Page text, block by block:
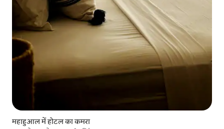
महाहुआल में होटल का कमरा